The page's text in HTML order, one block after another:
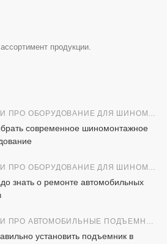
продукции.
СТАТЬИ ПРО ОБОРУДОВАНИЕ ДЛЯ ШИНОМОНТАЖА
современное шиномонтажное
СТАТЬИ ПРО ОБОРУДОВАНИЕ ДЛЯ ШИНОМОНТАЖА
знать о ремонте автомобильных
СТАТЬИ ПРО АВТОМОБИЛЬНЫЕ ПОДЪЕМНИКИ
установить подъемник в